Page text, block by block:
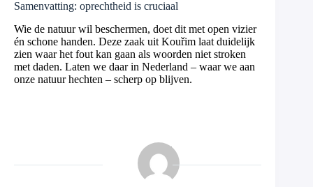
Samenvatting: oprechtheid is cruciaal
Wie de natuur wil beschermen, doet dit met open vizier
én schone handen. Deze zaak uit Kouřim laat duidelijk
zien waar het fout kan gaan als woorden niet stroken
met daden. Laten we daar in Nederland – waar we aan
onze natuur hechten – scherp op blijven.